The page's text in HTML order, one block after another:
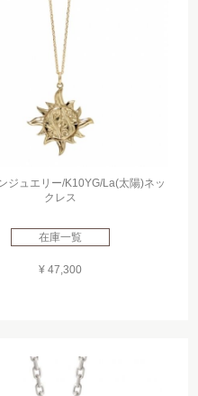
ジュエリー/K10YG/La(太陽)ネッ
クレス
在庫一覧
¥ 47,300